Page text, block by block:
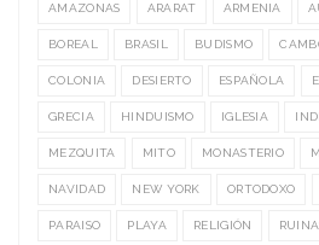
AMAZONAS ARARAT ARMENIA
BOREAL BRASIL BUDISMO
COLONIA DESIERTO ESPAÑOLA
GRECIA HINDUISMO IGLESIA
MEZQUITA MITO MONASTERIO
NAVIDAD NEW YORK ORTODOXO
PARAISO PLAYA RELIGIÓN